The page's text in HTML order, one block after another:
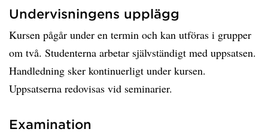
Undervisningens upplägg
Kursen pågår under en termin och kan utföras i grupper
om två. Studenterna arbetar självständigt med uppsatsen.
Handledning sker kontinuerligt under kursen.
Uppsatserna redovisas vid seminarier.
Examination